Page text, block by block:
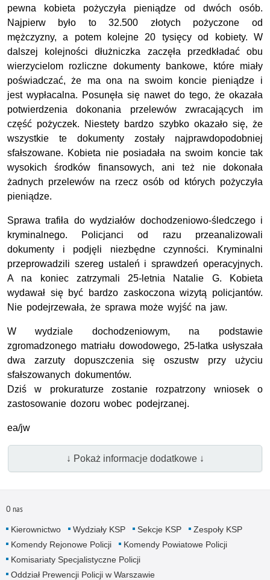
pewna kobieta pożyczyła pieniądze od dwóch osób.
Najpierw było to 32.500 złotych pożyczone od
mężczyzny, a potem kolejne 20 tysięcy od kobiety. W
dalszej kolejności dłużniczka zaczęła przedkładać obu
wierzycielom rozliczne dokumenty bankowe, które miały
poświadczać, że ma ona na swoim koncie pieniądze i
jest wypłacalna. Posunęła się nawet do tego, że okazała
potwierdzenia dokonania przelewów zwracających im
część pożyczek. Niestety bardzo szybko okazało się, że
wszystkie te dokumenty zostały najprawdopodobniej
sfałszowane. Kobieta nie posiadała na swoim koncie tak
wysokich środków finansowych, ani też nie dokonała
żadnych przelewów na rzecz osób od których pożyczyła
pieniądze.
Sprawa trafiła do wydziałów dochodzeniowo-śledczego i
kryminalnego. Policjanci od razu przeanalizowali
dokumenty i podjęli niezbędne czynności. Kryminalni
przeprowadzili szereg ustaleń i sprawdzeń operacyjnych.
A na koniec zatrzymali 25-letnia Natalie G. Kobieta
wydawał się być bardzo zaskoczona wizytą policjantów.
Nie podejrzewała, że sprawa może wyjść na jaw.
W wydziale dochodzeniowym, na podstawie
zgromadzonego matriału dowodowego, 25-latka usłyszała
dwa zarzuty dopuszczenia się oszustw przy użyciu
sfałszowanych dokumentów.
Dziś w prokuraturze zostanie rozpatrzony wniosek o
zastosowanie dozoru wobec podejrzanej.
ea/jw
↓ Pokaż informacje dodatkowe ↓
O nas
Kierownictwo Wydziały KSP Sekcje KSP
Zespoły KSP
Komendy Rejonowe Policji
Komendy Powiatowe Policji
Komisariaty Specjalistyczne Policji
Oddział Prewencji Policji w Warszawie